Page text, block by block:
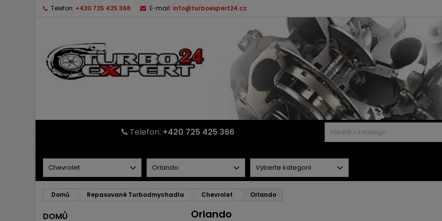
Telefon: +420 725 425 366 E-mail: info@turboexpert24.cz
Telefon: +420 725 425 366
Domů Repasované Turbodmychadla Chevrolet Orlando
DOMŮ Orlando